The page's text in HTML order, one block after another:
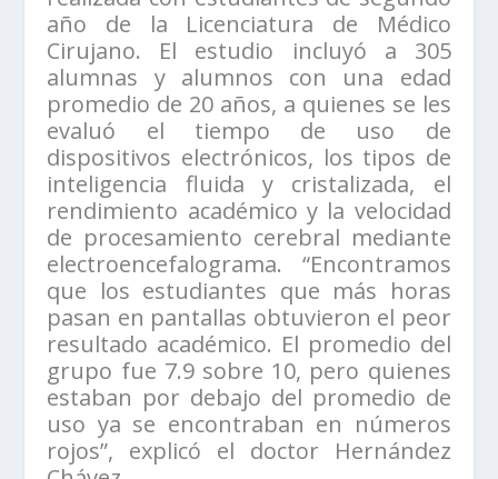
año de la Licenciatura de Médico
Cirujano. El estudio incluyó a 305
alumnas y alumnos con una edad
promedio de 20 años, a quienes se les
evaluó el tiempo de uso de
dispositivos electrónicos, los tipos de
inteligencia fluida y cristalizada, el
rendimiento académico y la velocidad
de procesamiento cerebral mediante
electroencefalograma. “Encontramos
que los estudiantes que más horas
pasan en pantallas obtuvieron el peor
resultado académico. El promedio del
grupo fue 7.9 sobre 10, pero quienes
estaban por debajo del promedio de
uso ya se encontraban en números
rojos”, explicó el doctor Hernández